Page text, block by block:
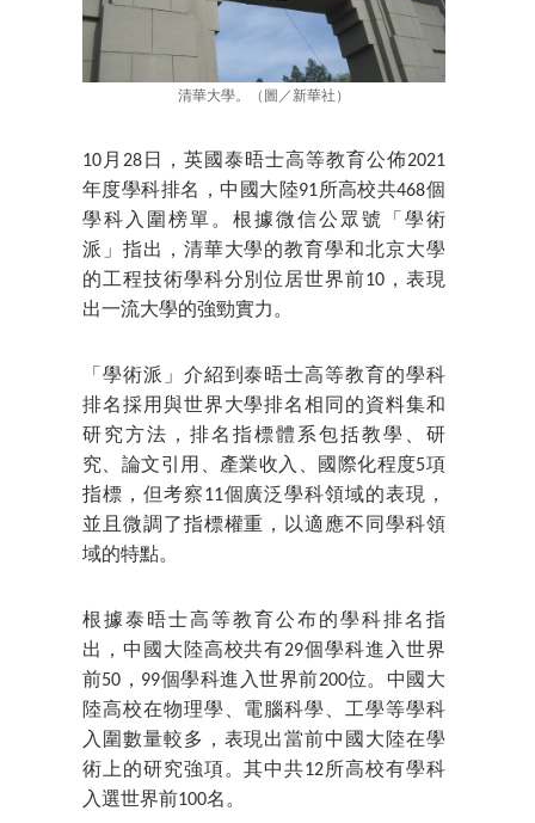
清華大學。（圖／新華社）
10月28日，英國泰晤士高等教育公佈2021
年度學科排名，中國大陸91所高校共468個
學科入圍榜單。根據微信公眾號「學術
派」指出，清華大學的教育學和北京大學
的工程技術學科分別位居世界前10，表現
出一流大學的強勁實力。
「學術派」介紹到泰晤士高等教育的學科
排名採用與世界大學排名相同的資料集和
研究方法，排名指標體系包括教學、研
究、論文引用、產業收入、國際化程度5項
指標，但考察11個廣泛學科領域的表現，
並且微調了指標權重，以適應不同學科領
域的特點。
根據泰晤士高等教育公布的學科排名指
出，中國大陸高校共有29個學科進入世界
前50，99個學科進入世界前200位。中國大
陸高校在物理學、電腦科學、工學等學科
入圍數量較多，表現出當前中國大陸在學
術上的研究強項。其中共12所高校有學科
入選世界前100名。